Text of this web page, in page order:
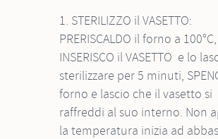
1. STERILIZZO il VASETTO:
PRERISCALDO il forno a 100°C,
INSERISCO il VASETTO e lo
sterilizzare per 5 minuti,
forno e lascio che il vasetto si
raffreddi al suo interno. Non
la temperatura inizia ad